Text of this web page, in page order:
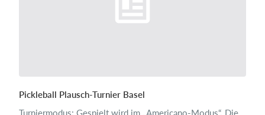
Pickleball Plausch-Turnier Basel
Turniermodus: Gespielt wird im „Americano-Modus“. Die